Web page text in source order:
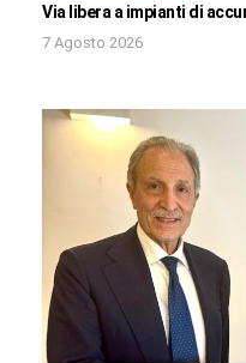
Via libera a impianti di
7 Agosto 2026